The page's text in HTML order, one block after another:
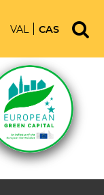
VAL CAS